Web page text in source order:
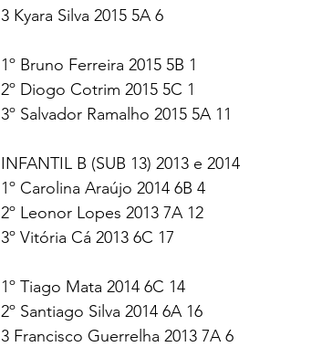
3 Kyara Silva 2015 5A 6
1º Bruno Ferreira 2015 5B 1
2º Diogo Cotrim 2015 5C 1
3º Salvador Ramalho 2015 5A 11
INFANTIL B (SUB 13) 2013 e 2014
1º Carolina Araújo 2014 6B 4
2º Leonor Lopes 2013 7A 12
3º Vitória Cá 2013 6C 17
1º Tiago Mata 2014 6C 14
2º Santiago Silva 2014 6A 16
3 Francisco Guerrelha 2013 7A 6